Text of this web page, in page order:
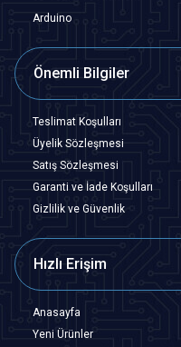
Arduino
Önemli Bilgiler
Teslimat Koşulları
Üyelik Sözleşmesi
Satış Sözleşmesi
Garanti ve İade Koşulları
Gizlilik ve Güvenlik
Hızlı Erişim
Anasayfa
Yeni Ürünler